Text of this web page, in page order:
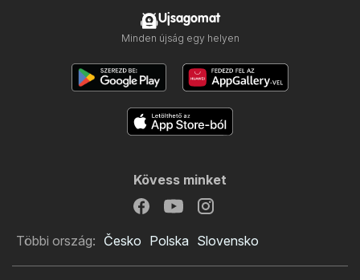
Ujsagomat
Minden újság egy helyen
Kövess minket
Többi ország: Česko Polska Slovensko